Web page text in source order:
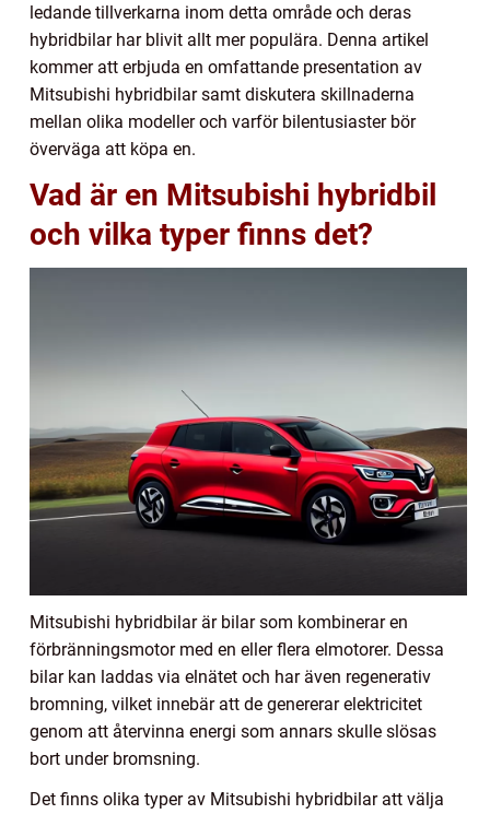
ledande tillverkarna inom detta område och deras
hybridbilar har blivit allt mer populära. Denna artikel
kommer att erbjuda en omfattande presentation av
Mitsubishi hybridbilar samt diskutera skillnaderna
mellan olika modeller och varför bilentusiaster bör
överväga att köpa en.
Vad är en Mitsubishi hybridbil
och vilka typer finns det?
Mitsubishi hybridbilar är bilar som kombinerar en
förbränningsmotor med en eller flera elmotorer. Dessa
bilar kan laddas via elnätet och har även regenerativ
bromning, vilket innebär att de genererar elektricitet
genom att återvinna energi som annars skulle slösas
bort under bromsning.
Det finns olika typer av Mitsubishi hybridbilar att välja